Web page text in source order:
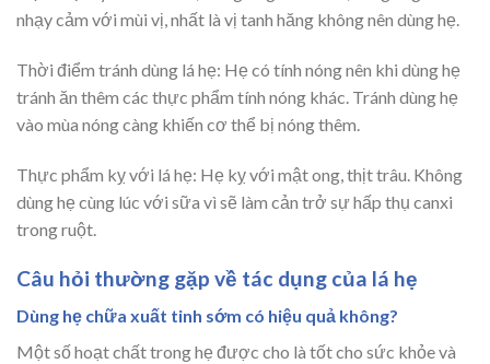
nhạy cảm với mùi vị, nhất là vị tanh hăng không nên dùng hẹ.
Thời điểm tránh dùng lá hẹ: Hẹ có tính nóng nên khi dùng hẹ
tránh ăn thêm các thực phẩm tính nóng khác. Tránh dùng hẹ
vào mùa nóng càng khiến cơ thể bị nóng thêm.
Thực phẩm kỵ với lá hẹ: Hẹ kỵ với mật ong, thịt trâu. Không
dùng hẹ cùng lúc với sữa vì sẽ làm cản trở sự hấp thụ canxi
trong ruột.
Câu hỏi thường gặp về tác dụng của lá hẹ
Dùng hẹ chữa xuất tinh sớm có hiệu quả không?
Một số hoạt chất trong hẹ được cho là tốt cho sức khỏe và